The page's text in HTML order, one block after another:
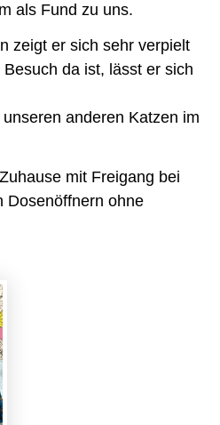
als Fund zu uns.
zeigt er sich sehr verpielt
da ist, lässt er sich
anderen Katzen im
mit Freigang bei
Dosenöffnern ohne